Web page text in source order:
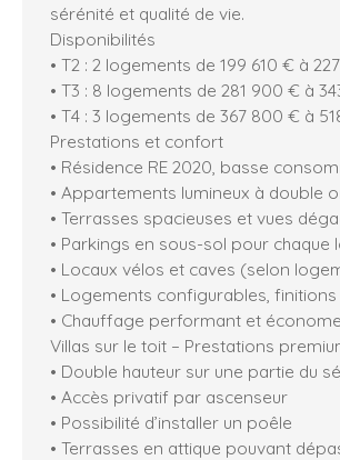
sérénité et qualité de vie.
Disponibilités
• T2 : 2 logements de 199 610 € à
• T3 : 8 logements de 281 900 € à
• T4 : 3 logements de 367 800 € à
Prestations et confort
• Résidence RE 2020, basse
• Appartements lumineux à double
• Terrasses spacieuses et vues
• Parkings en sous-sol pour chaque
• Locaux vélos et caves (selon
• Logements configurables, finitions
• Chauffage performant et
Villas sur le toit – Prestations
• Double hauteur sur une partie du
• Accès privatif par ascenseur
• Possibilité d’installer un poêle
• Terrasses en attique pouvant